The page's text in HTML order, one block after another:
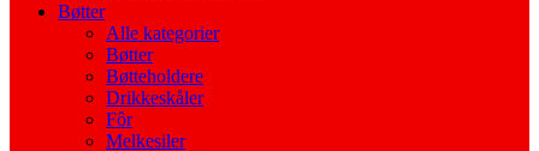
Bøtter
Alle kategorier
Bøtter
Bøtteholdere
Drikkeskåler
Fôr
Melkesiler